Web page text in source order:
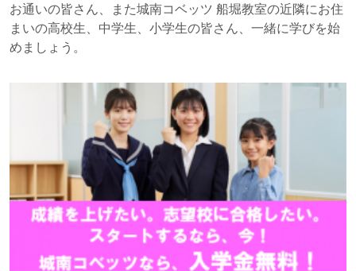
お通いの皆さん、また城南コベッツ 船堀教室の近隣にお住
まいの高校生、中学生、小学生の皆さん、一緒に学びを始
めましょう。